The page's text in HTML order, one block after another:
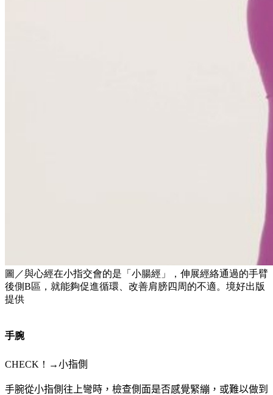
圖／與心經在小指交會的是「小腸經」，伸展經絡通過的手臂
後側B區，就能夠促進循環、改善肩膀四周的不適。境好出版
提供
手腕
CHECK！→小指側
手腕從小指側往上彎時，檢查側面是否感覺緊繃，或難以做到